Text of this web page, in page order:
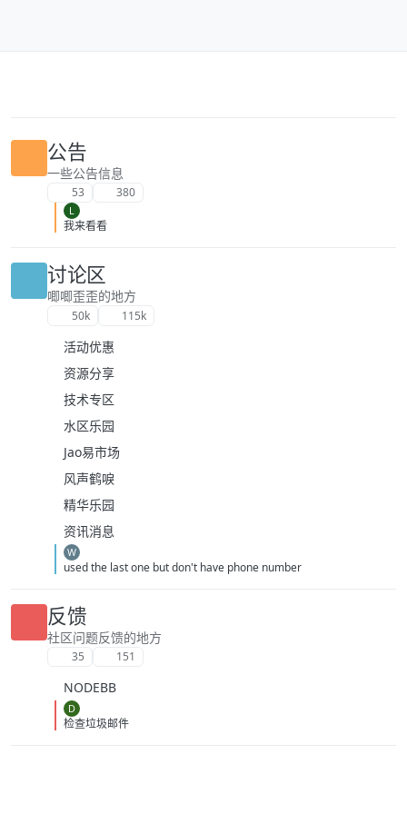
公告
一些公告信息
53 380
L
我来看看
讨论区
唧唧歪歪的地方
50k 115k
活动优惠
资源分享
技术专区
水区乐园
Jao易市场
风声鹤唳
精华乐园
资讯消息
W
used the last one but don't have phone number
反馈
社区问题反馈的地方
35 151
NODEBB
D
检查垃圾邮件